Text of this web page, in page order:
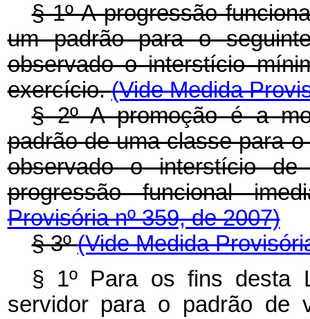
§ 1º A progressão
um padrão para o
observado o interstício
exercício.(Vide Medida
§ 2º A promoção é a
padrão de uma classe para
observado o interstício
progressão funcional
Provisória nº 359, de 2007)
§ 3º(Vide Medida
§ 1º Para os fins desta
servidor para o padrão de